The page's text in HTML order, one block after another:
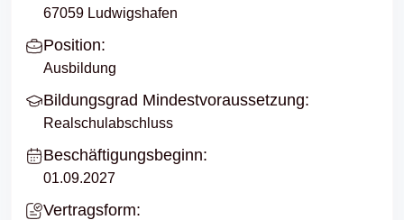
67059 Ludwigshafen
Position:
Ausbildung
Bildungsgrad Mindestvoraussetzung:
Realschulabschluss
Beschäftigungsbeginn:
01.09.2027
Vertragsform: